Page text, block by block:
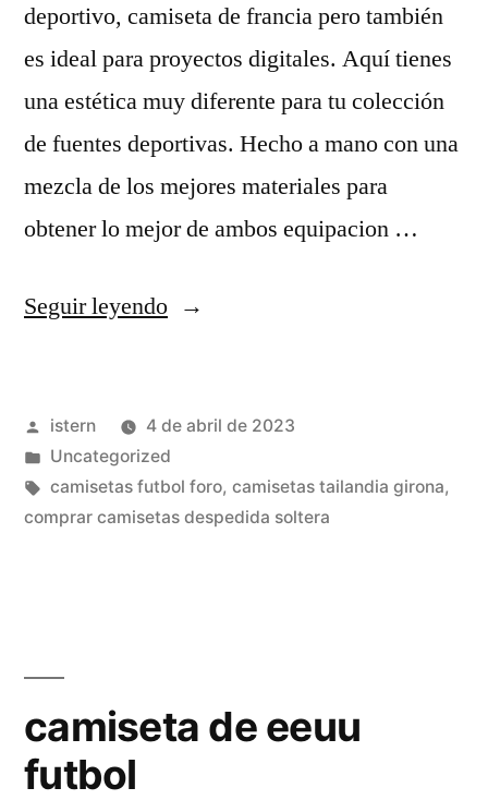
deportivo, camiseta de francia pero también
es ideal para proyectos digitales. Aquí tienes
una estética muy diferente para tu colección
de fuentes deportivas. Hecho a mano con una
mezcla de los mejores materiales para
obtener lo mejor de ambos equipacion …
Seguir leyendo«editar
futbol
americano»
Publicado
por
istern
4 de abril de 2023
Publicado
en
Uncategorized
Etiquetas:
camisetas futbol foro, camisetas tailandia girona,
comprar camisetas despedida soltera
camiseta de eeuu
futbol